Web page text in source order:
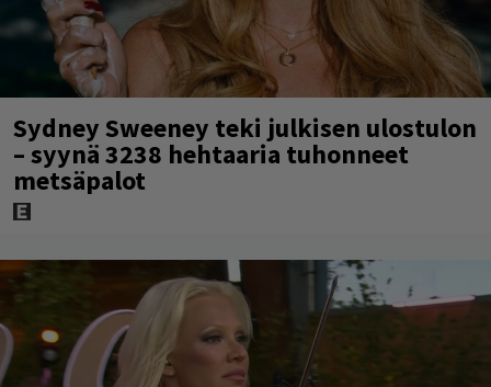
Sydney Sweeney teki julkisen ulostulon
– syynä 3238 hehtaaria tuhonneet
metsäpalot